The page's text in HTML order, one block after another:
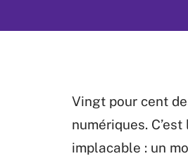
Vingt pour cent
numériques.
implacable : un